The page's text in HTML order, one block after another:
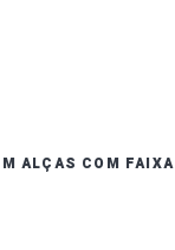
ALÇAS COM FAIXA